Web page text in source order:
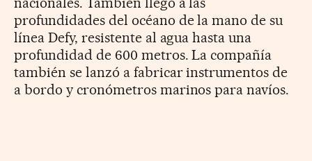
profundidades del océano de la mano de su
línea Defy, resistente al agua hasta una
profundidad de 600 metros. La compañía
también se lanzó a fabricar instrumentos de
a bordo y cronómetros marinos para navíos.